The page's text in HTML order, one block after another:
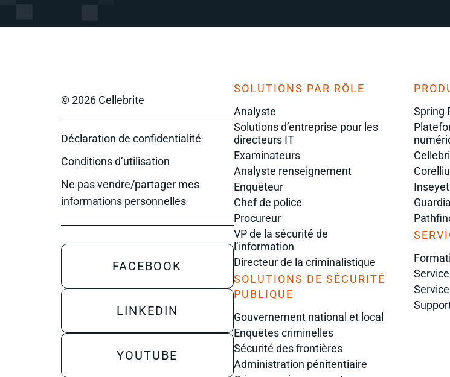
© 2026 Cellebrite
Déclaration de confidentialité
Conditions d’utilisation
Ne pas vendre/partager mes
informations personnelles
FACEBOOK
LINKEDIN
YOUTUBE
SOLUTIONS PAR RÔLE
Analyste
Solutions d’entreprise pour les
directeurs IT
Examinateurs
Analyste renseignement
Enquêteur
Chef de police
Procureur
VP de la sécurité de
l’information
Directeur de la criminalistique
SOLUTIONS DE SÉCURITÉ
PUBLIQUE
Gouvernement national et local
Enquêtes criminelles
Sécurité des frontières
Administration pénitentiaire
Spring